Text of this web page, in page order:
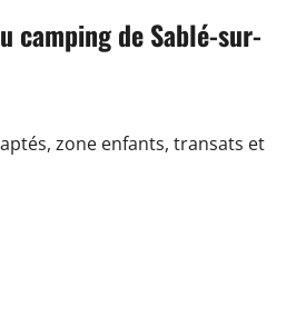
camping de Sablé-sur-
zone enfants, transats et